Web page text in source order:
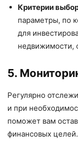
Критерии
параметры, по
для
недвижимости,
5.
Регулярно
и при
поможет вам
финансовых целей.